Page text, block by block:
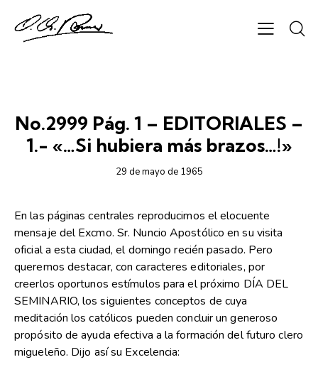
No.2999 Pág. 1 – EDITORIALES –
1.- «…Si hubiera más brazos…!»
29 de mayo de 1965
En las páginas centrales reproducimos el elocuente
mensaje del Excmo. Sr. Nuncio Apostólico en su visita
oficial a esta ciudad, el domingo recién pasado. Pero
queremos destacar, con caracteres editoriales, por
creerlos oportunos estímulos para el próximo DÍA DEL
SEMINARIO, los siguientes conceptos de cuya
meditación los católicos pueden concluir un generoso
propósito de ayuda efectiva a la formación del futuro clero
migueleño. Dijo así su Excelencia: